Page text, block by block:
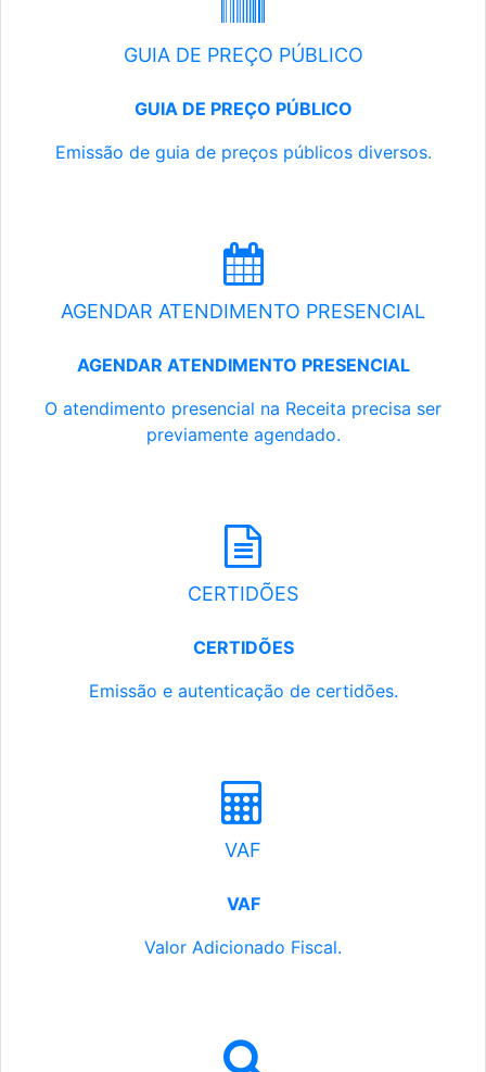
GUIA DE PREÇO PÚBLICO
GUIA DE PREÇO PÚBLICO
Emissão de guia de preços públicos diversos.
AGENDAR ATENDIMENTO PRESENCIAL
AGENDAR ATENDIMENTO PRESENCIAL
O atendimento presencial na Receita precisa ser
previamente agendado.
CERTIDÕES
CERTIDÕES
Emissão e autenticação de certidões.
VAF
VAF
Valor Adicionado Fiscal.